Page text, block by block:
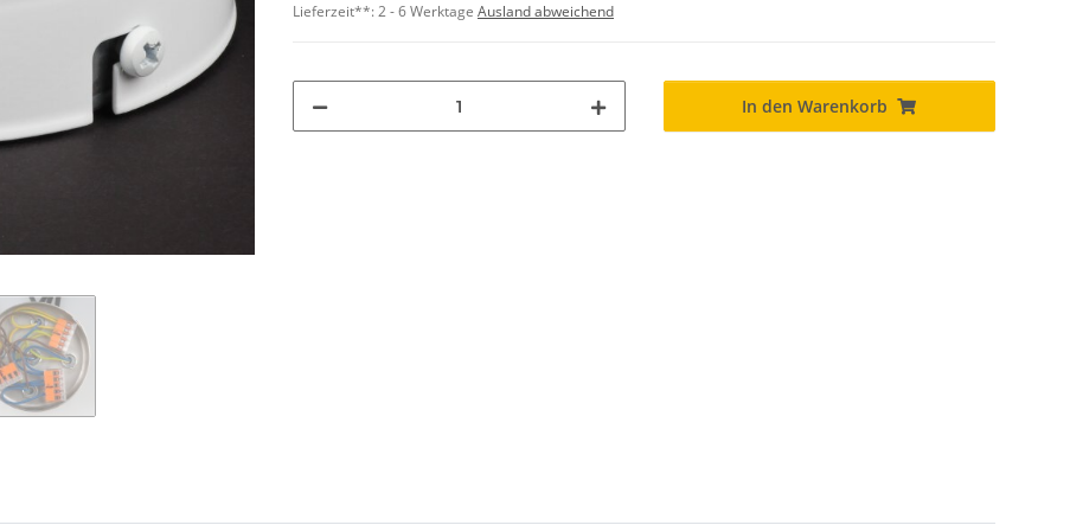
Lieferzeit**:2 - 6 Werktage Ausland abweichend
In den Warenkorb